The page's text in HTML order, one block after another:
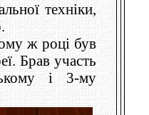
техніки,
ж році був
Брав участь
і 3-му